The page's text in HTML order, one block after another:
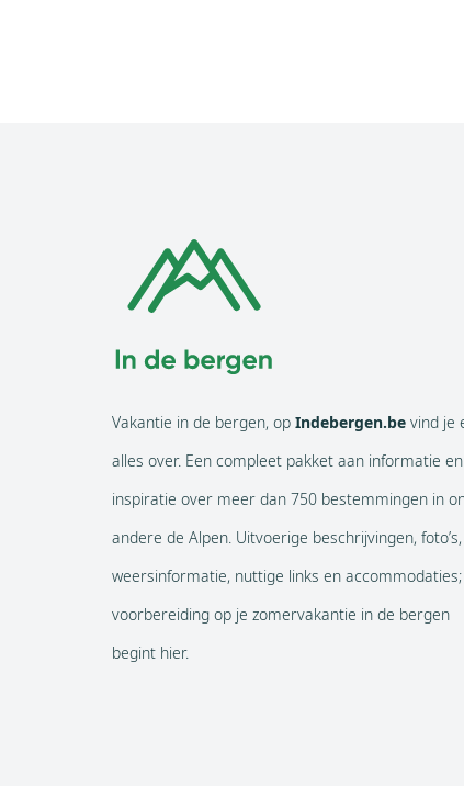
Vakantie in de bergen, op Indebergen.be vind je
alles over. Een compleet pakket aan informatie en
inspiratie over meer dan 750 bestemmingen in
andere de Alpen. Uitvoerige beschrijvingen, foto’s,
weersinformatie, nuttige links en
voorbereiding op je zomervakantie in de bergen
begint hier.